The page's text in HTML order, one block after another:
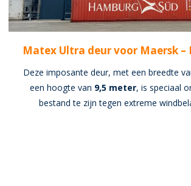
Matex Ultra deur voor Maersk
Deze imposante deur, met een breedte
een hoogte van 9,5 meter, is speciaal
bestand te zijn tegen extreme